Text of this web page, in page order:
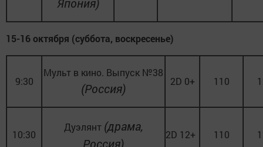
Япония)
15-16 октября (суббота, воскресенье)
9:30
Мульт в кино. Выпуск №38
(Россия) 2D 0+ 110
10:30
Дуэлянт (драма,
Россия)
2D 12+ 110